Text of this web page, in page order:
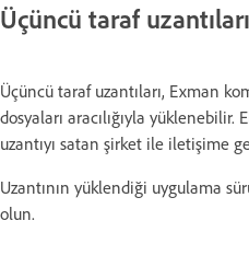
Üçüncü taraf
Üçüncü taraf uzantıları, Exman
dosyaları aracılığıyla yüklenebilir.
uzantıyı satan şirket ile iletişime
Uzantının yüklendiği uygulama
olun.